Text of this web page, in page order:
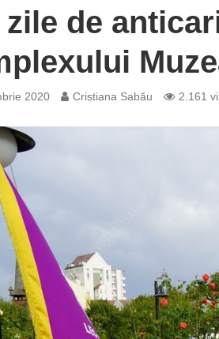
zile de
2020 Cristiana Sabău 2.161